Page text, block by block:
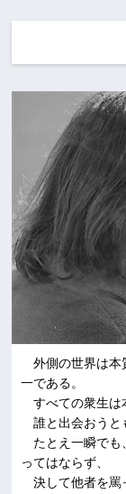
外側の世界は本
一である。
すべての衆生は
誰と出会おうと
たとえ一瞬でも
ってはならず、
決して他者を罵